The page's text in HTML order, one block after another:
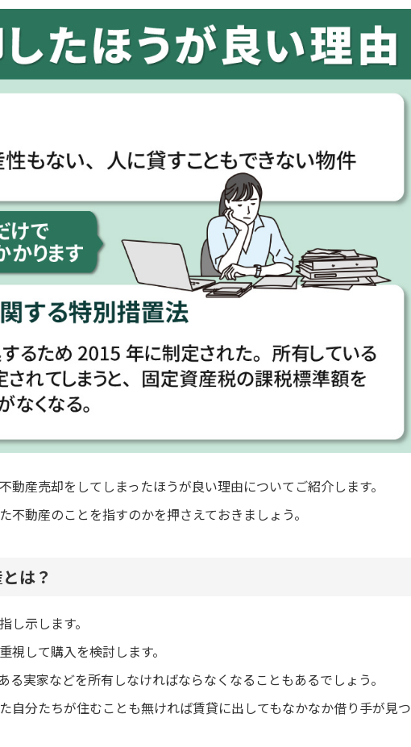
産売却をしてしまったほうが良い理由についてご紹介します。
動産のことを指すのかを押さえておきましょう。
は？
し示します。
して購入を検討します。
実家などを所有しなければならなくなることもあるでしょう。
自分たちが住むことも無ければ賃貸に出してもなかなか借り手が見つ